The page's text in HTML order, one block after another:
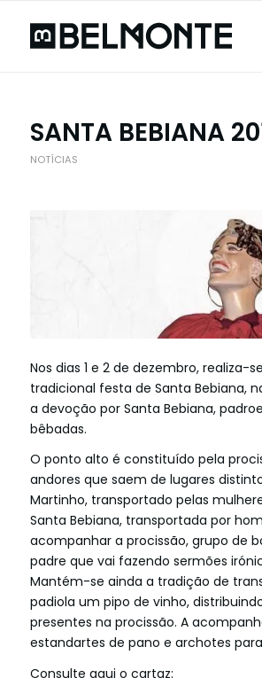
SANTA BEBIANA
NOTÍCIAS
Nos dias 1 e 2 de dezembro, realiza-
tradicional festa de Santa Bebiana,
a devoção por Santa Bebiana,
bêbadas.
O ponto alto é constituído pela
andores que saem de lugares
Martinho, transportado pelas
Santa Bebiana, transportada por
acompanhar a procissão, grupo de
padre que vai fazendo sermões
Mantém-se ainda a tradição de
padiola um pipo de vinho,
presentes na procissão. A
estandartes de pano e archotes
Consulte aqui o cartaz: